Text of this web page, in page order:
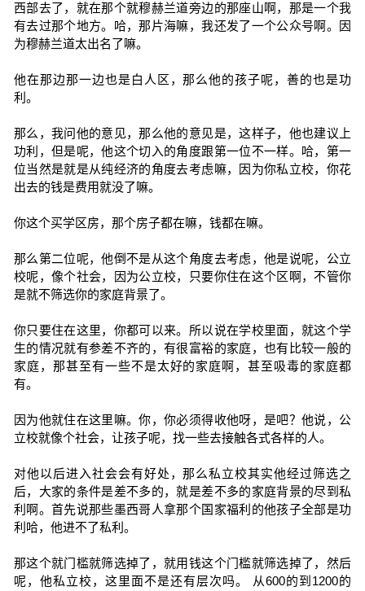
西部去了，就在那个就穆赫兰道旁边的那座山啊，那是一个我
有去过那个地方。哈，那片海嘛，我还发了一个公众号啊。因
为穆赫兰道太出名了嘛。
他在那边那一边也是白人区，那么他的孩子呢，善的也是功
利。
那么，我问他的意见，那么他的意见是，这样子，他也建议上
功利，但是呢，他这个切入的角度跟第一位不一样。哈，第一
位当然是就是从纯经济的角度去考虑嘛，因为你私立校，你花
出去的钱是费用就没了嘛。
你这个买学区房，那个房子都在嘛，钱都在嘛。
那么第二位呢，他倒不是从这个角度去考虑，他是说呢，公立
校呢，像个社会，因为公立校，只要你住在这个区啊，不管你
是就不筛选你的家庭背景了。
你只要住在这里，你都可以来。所以说在学校里面，就这个学
生的情况就有参差不齐的，有很富裕的家庭，也有比较一般的
家庭，那甚至有一些不是太好的家庭啊，甚至吸毒的家庭都
有。
因为他就住在这里嘛。你，你必须得收他呀，是吧？他说，公
立校就像个社会，让孩子呢，找一些去接触各式各样的人。
对他以后进入社会会有好处，那么私立校其实他经过筛选之
后，大家的条件是差不多的，就是差不多的家庭背景的尽到私
利啊。首先说那些墨西哥人拿那个国家福利的他孩子全部是功
利哈，他进不了私利。
那这个就门槛就筛选掉了，就用钱这个门槛就筛选掉了，然后
呢，他私立校，这里面不是还有层次吗。 从600的到1200的